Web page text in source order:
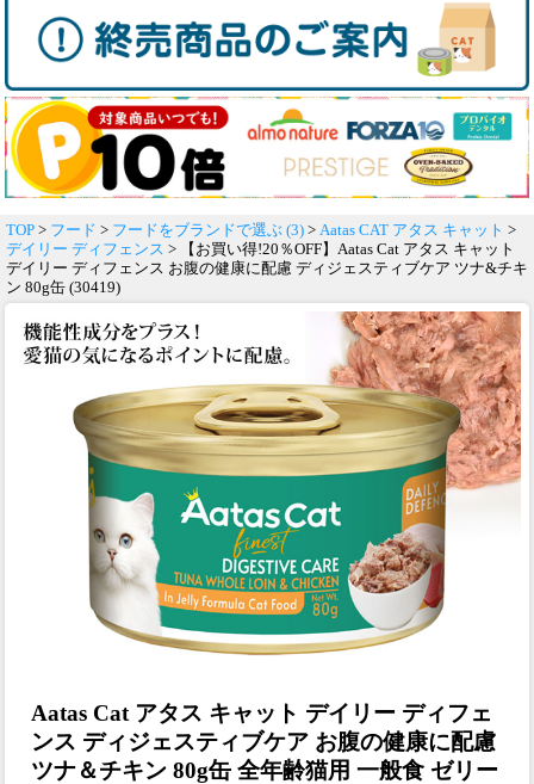
TOP > フード > フードをブランドで選ぶ (3) > Aatas CAT アタス キャット >
デイリー ディフェンス > 【お買い得!20％OFF】Aatas Cat アタス キャット
デイリー ディフェンス お腹の健康に配慮 ディジェスティブケア ツナ&チキ
ン 80g缶 (30419)
Aatas Cat アタス キャット デイリー ディフェ
ンス ディジェスティブケア お腹の健康に配慮
ツナ＆チキン 80g缶 全年齢猫用 一般食 ゼリー